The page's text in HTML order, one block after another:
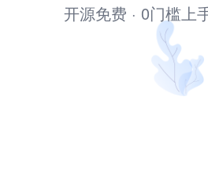
开源免费 · 0门槛上